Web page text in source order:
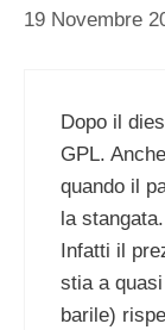
19 Novembre
Dopo il
GPL.
quando il
la stangata.
Infatti il
stia a
barile)